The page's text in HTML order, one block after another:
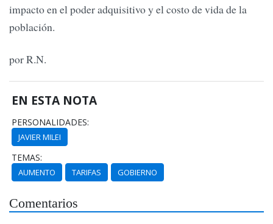
impacto en el poder adquisitivo y el costo de vida de la
población.
por R.N.
EN ESTA NOTA
PERSONALIDADES:
JAVIER MILEI
TEMAS:
AUMENTO TARIFAS GOBIERNO
Comentarios